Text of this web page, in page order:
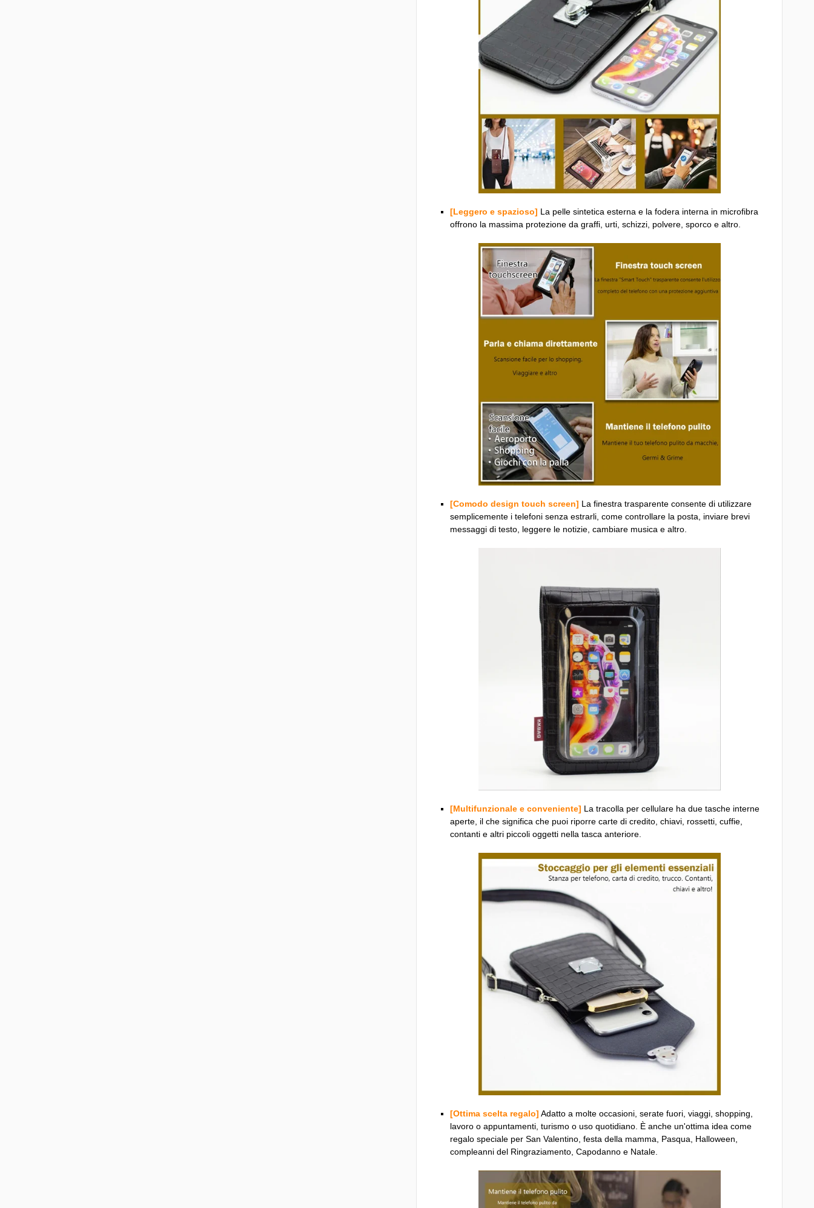
[Leggero e spazioso] La pelle sintetica esterna e la fodera interna in microfibra
offrono la massima protezione da graffi, urti, schizzi, polvere, sporco e altro.
[Comodo design touch screen] La finestra trasparente consente di utilizzare
semplicemente i telefoni senza estrarli, come controllare la posta, inviare brevi
messaggi di testo, leggere le notizie, cambiare musica e altro.
[Multifunzionale e conveniente] La tracolla per cellulare ha due tasche interne
aperte, il che significa che puoi riporre carte di credito, chiavi, rossetti, cuffie,
contanti e altri piccoli oggetti nella tasca anteriore.
[Ottima scelta regalo] Adatto a molte occasioni, serate fuori, viaggi, shopping,
lavoro o appuntamenti, turismo o uso quotidiano. È anche un'ottima idea come
regalo speciale per San Valentino, festa della mamma, Pasqua, Halloween,
compleanni del Ringraziamento, Capodanno e Natale.